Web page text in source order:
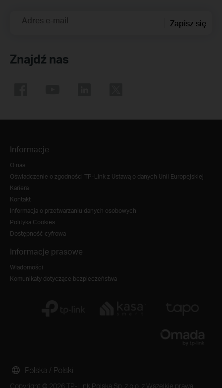
Adres e-mail Zapisz się
Znajdź nas
Informacje
O nas
Oświadczenie o zgodności TP-Link z Ustawą o danych Unii Europejskiej
Kariera
Kontakt
Informacja o przetwarzaniu danych osobowych
Polityka Cookies
Dostępność cyfrowa
Informacje prasowe
Wiadomości
Komunikaty dotyczące bezpieczeństwa
Copyright © 2026 TP-Link Polska Sp. z o.o. z Wszelkie prawa
Polska / Polski